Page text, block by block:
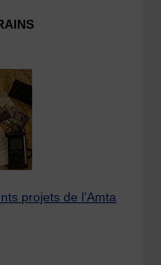
projets de l’Amta